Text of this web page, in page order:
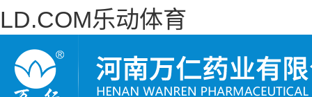
LD.COM乐动体育